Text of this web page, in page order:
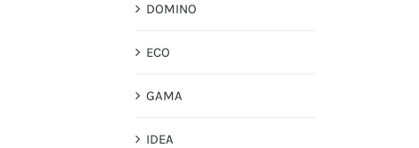
DOMINO
ECO
GAMA
IDEA